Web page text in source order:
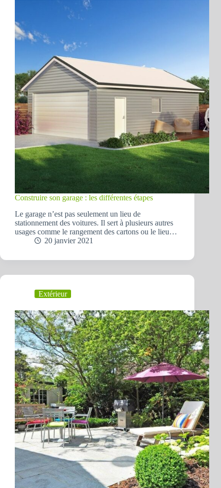
Construire son garage : les différentes étapes
Le garage n’est pas seulement un lieu de
stationnement des voitures. Il sert à plusieurs autres
usages comme le rangement des cartons ou le lieu…
20 janvier 2021
Extérieur